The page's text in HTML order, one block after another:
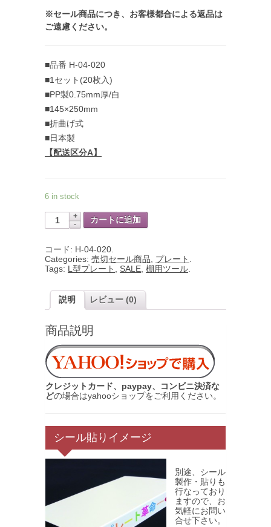
※セール商品につき、お客様都合による返品は
ご遠慮ください。
■品番 H-04-020
■1セット(20枚入)
■PP製0.75mm厚/白
■145×250mm
■折曲げ式
■日本製
【配送区分A】
6 in stock
カートに追加
コード: H-04-020
Categories: 売切セール商品 プレート
Tags:
L型プレート SALE 棚用ツール
説明 レビュー (0)
商品説明
クレジットカード、paypay、コンビニ決済な
どの場合はyahooショップをご利用ください。
シール貼りイメージ
別途、シール
製作・貼りも
行なっており
ますので、お
気軽にお問い
合せ下さい。